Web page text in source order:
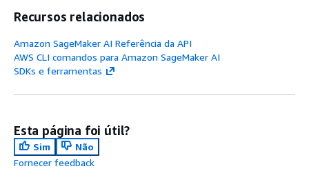
Recursos relacionados
Amazon SageMaker AI Referência da API
AWS CLI comandos para Amazon SageMaker AI
SDKs e ferramentas
Esta página foi útil?
Sim
Não
Fornecer feedback